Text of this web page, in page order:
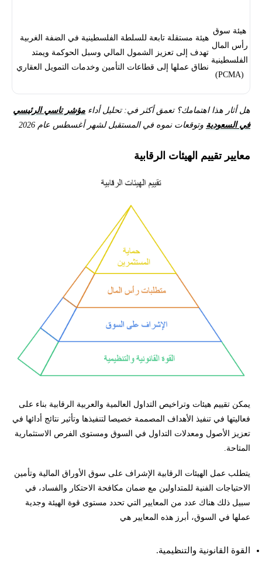
هيئة سوق
رأس المال
الفلسطينية
(PCMA)
هيئة مستقلة تابعة للسلطة الفلسطينية في الضفة الغربية
تهدف إلى تعزيز الشمول المالي وسبل الحوكمة ويمتد
نطاق عملها إلى قطاعات التأمين وخدمات التمويل العقاري
هل أثار هذا اهتمامك؟ تعمق أكثر في: تحليل أداء مؤشر تاسي الرئيسي
في السعودية وتوقعات نموه في المستقبل لشهر أغسطس عام 2026
معايير تقييم الهيئات الرقابية
يمكن تقييم هيئات وتراخيص التداول العالمية والعربية الرقابية بناء على
فعاليتها في تنفيذ الأهداف المصممة خصيصا لتنفيذها وتأثير نتائج أدائها في
تعزيز الأصول ومعدلات التداول في السوق ومستوى الفرص الاستثمارية
المتاحة.
يتطلب عمل الهيئات الرقابية الإشراف على سوق الأوراق المالية وتأمين
الاحتياجات الفنية للمتداولين مع ضمان مكافحة الاحتكار والفساد، في
سبيل ذلك هناك عدد من المعايير التي تحدد مستوى قوة الهيئة وجدية
عملها في السوق، أبرز هذه المعايير هي
القوة القانونية والتنظيمية.